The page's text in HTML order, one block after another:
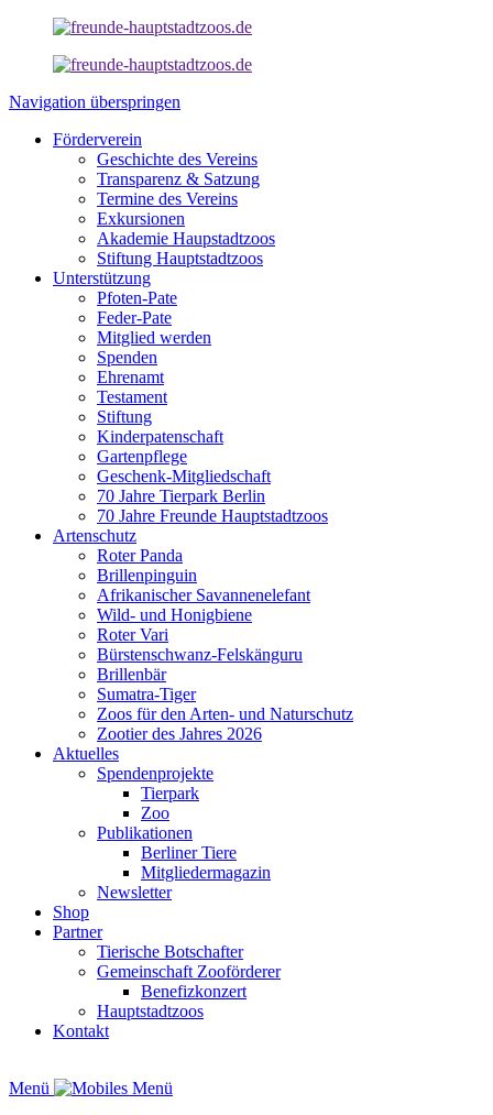
Navigation überspringen
Förderverein
Geschichte des Vereins
Transparenz & Satzung
Termine des Vereins
Exkursionen
Akademie Haupstadtzoos
Stiftung Hauptstadtzoos
Unterstützung
Pfoten-Pate
Feder-Pate
Mitglied werden
Spenden
Ehrenamt
Testament
Stiftung
Kinderpatenschaft
Gartenpflege
Geschenk-Mitgliedschaft
70 Jahre Tierpark Berlin
70 Jahre Freunde Hauptstadtzoos
Artenschutz
Roter Panda
Brillenpinguin
Afrikanischer Savannenelefant
Wild- und Honigbiene
Roter Vari
Bürstenschwanz-Felskänguru
Brillenbär
Sumatra-Tiger
Zoos für den Arten- und Naturschutz
Zootier des Jahres 2026
Aktuelles
Spendenprojekte
Tierpark
Zoo
Publikationen
Berliner Tiere
Mitgliedermagazin
Newsletter
Shop
Partner
Tierische Botschafter
Gemeinschaft Zooförderer
Benefizkonzert
Hauptstadtzoos
Kontakt
Menü